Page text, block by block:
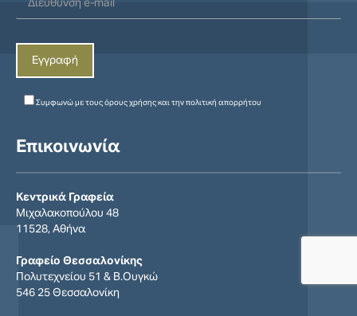
Συμφωνώ με τους όρους χρήσης και την πολιτική απορρήτου
Επικοινωνία
Κεντρικά Γραφεία
Μιχαλακοπούλου 48
11528, Αθήνα
Γραφείο Θεσσαλονίκης
Πολυτεχνείου 51 & Β.Ουγκώ
546 25 Θεσσαλονίκη